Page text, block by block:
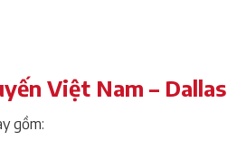
Việt Nam – Dallas
gồm: